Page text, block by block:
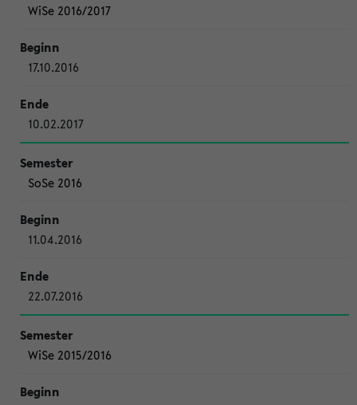
WiSe 2016/2017
17.10.2016
10.02.2017
SoSe 2016
11.04.2016
22.07.2016
WiSe 2015/2016